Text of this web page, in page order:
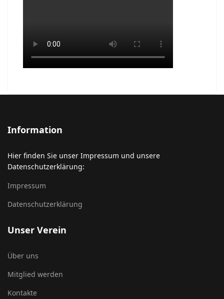
Information
Hier finden Sie unser Impressum und unsere
Datenschutzerklärung:
Impressum
Datenschutzerklärung
Unser Verein
Über uns
Mitglied werden
Kontakte